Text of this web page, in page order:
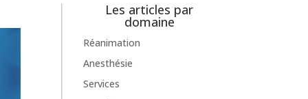
Les articles par
domaine
Réanimation
Anesthésie
Services